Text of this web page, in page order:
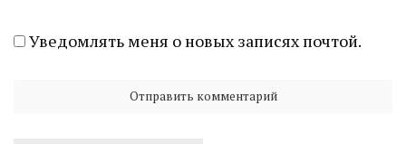
Уведомлять меня о новых записях почтой.